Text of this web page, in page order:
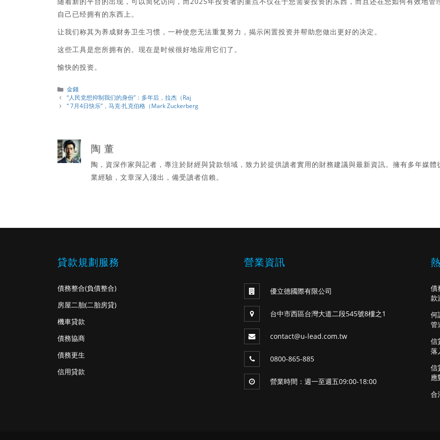
自己已经拥有的东西上。
让我们称其为养成财务卫生习惯，一种使您无法重复努力，揭示闲置投资并帮助您做出更好的决定。
这些工具是您所拥有的。现在是时候很好地应用它们了。
愉快的投资。
分
類
金錢
“人民党想抑制我们的身份”：多年后，拉杰（Raj
“ 7月4日快乐”，马克·扎克伯格（Mark Zuckerberg
陶 董
陶，資深作家與記者，專注於財經與貸款領域，致力於提供讀者實用的財務建議與最新資訊。擁有多年媒體
業經驗，文章深入淺出，備受讀者信賴。
貸款規劃服務
債務整合(負債整合)
房屋二胎(二胎房貸)
機車貸款
債務協商
債務更生
信用貸款
營業資訊
優立德國際有限公司
台中市西區台灣大道二段545號8樓之1
contact@u-lead.com.tw
0800-865-885
營業時間：週一至週五09:00-18:00
債
款
何
管
信
落
信
應
合